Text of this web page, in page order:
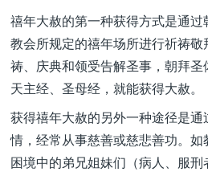
禧年大赦的第一种获得方式是通
教会所规定的禧年场所进行祈祷
祷、庆典和领受告解圣事，朝拜圣
天主经、圣母经，就能获得大赦。
获得禧年大赦的另外一种途径是
情，经常从事慈善或慈悲善功。
困境中的弟兄姐妹们（病人、服